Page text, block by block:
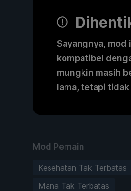
Sayangnya,
kompatibel
mungkin masih
lama, tetapi
Mod Pemain
Kesehatan Tak Terbatas
Mana Tak Terbatas